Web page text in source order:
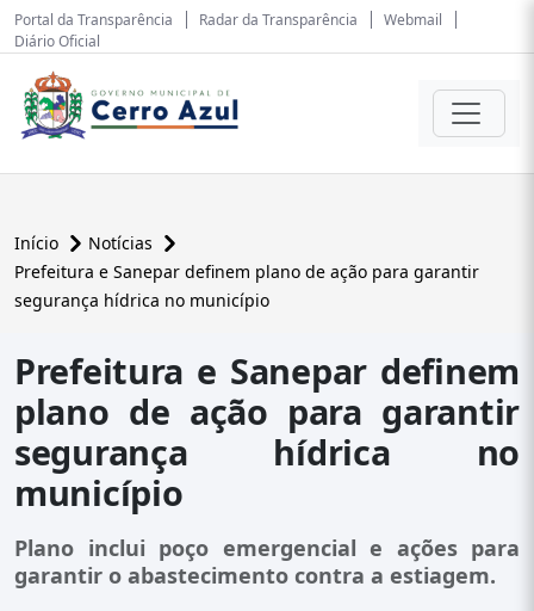
Portal da Transparência Radar da Transparência
Webmail
Diário Oficial
Início
Notícias
Prefeitura e Sanepar definem plano de ação para garantir
segurança hídrica no município
Prefeitura e Sanepar definem
plano de ação para garantir
segurança hídrica no
município
Plano inclui poço emergencial e ações para
garantir o abastecimento contra a estiagem.